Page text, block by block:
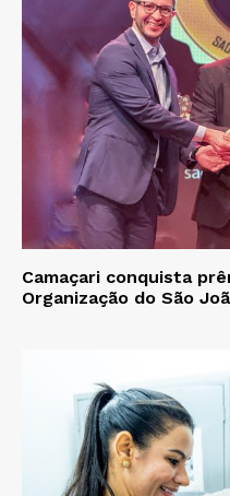
Camaçari conquista
Organização do São